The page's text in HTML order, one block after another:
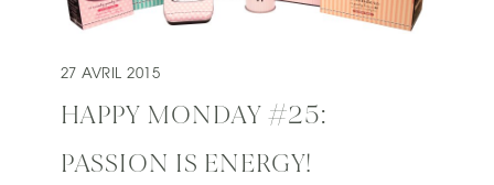
27 AVRIL 2015
HAPPY MONDAY #25:
PASSION IS ENERGY!